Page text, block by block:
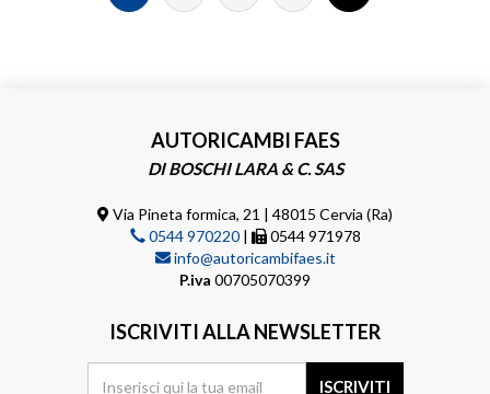
AUTORICAMBI FAES
DI BOSCHI LARA & C. SAS
Via Pineta formica, 21 | 48015 Cervia (Ra)
0544 970220|
0544 971978
info@autoricambifaes.it
P.iva 00705070399
ISCRIVITI ALLA NEWSLETTER